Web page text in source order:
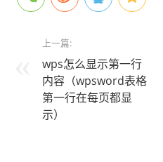
上一篇:
wps怎么显示第一行
内容（wpsword表格
第一行在每页都显
示）